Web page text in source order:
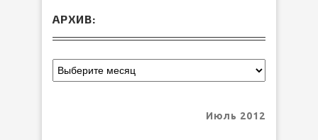
АРХИВ:
Июль 2012